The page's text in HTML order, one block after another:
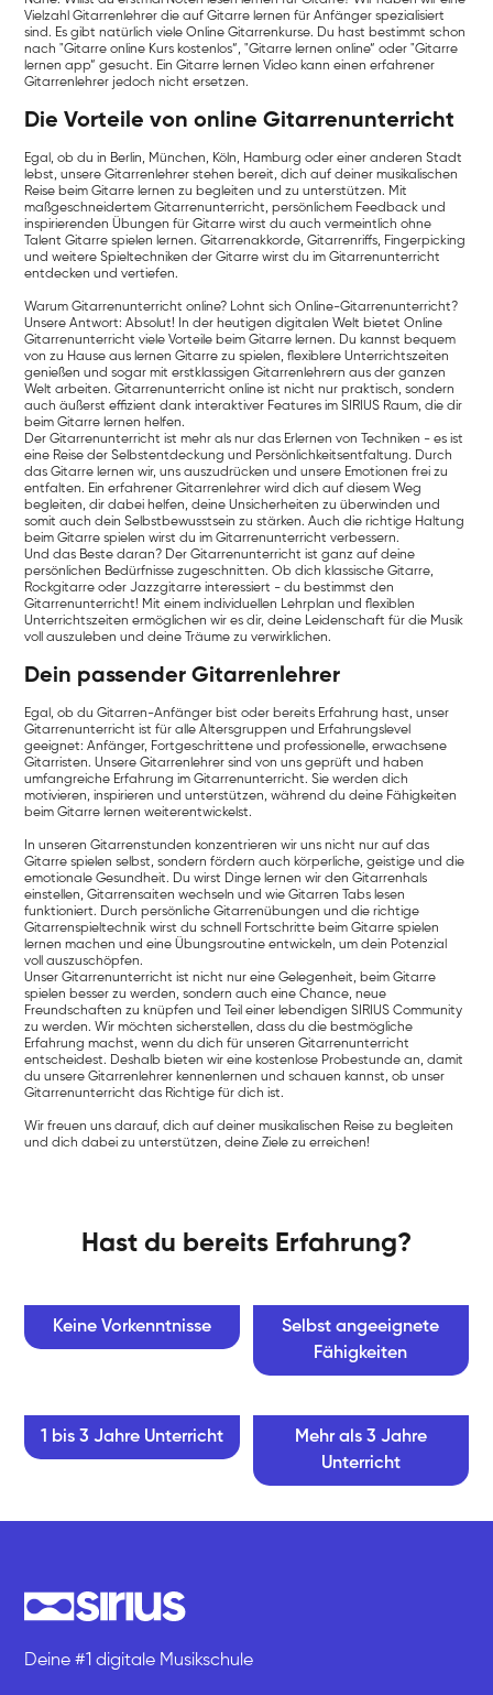
Vielzahl Gitarrenlehrer die auf Gitarre lernen für Anfänger spezialisiert
sind. Es gibt natürlich viele Online Gitarrenkurse. Du hast bestimmt schon
nach "Gitarre online Kurs kostenlos“, "Gitarre lernen online“ oder "Gitarre
lernen app“ gesucht. Ein Gitarre lernen Video kann einen erfahrener
Gitarrenlehrer jedoch nicht ersetzen.
Die Vorteile von online Gitarrenunterricht
Egal, ob du in Berlin, München, Köln, Hamburg oder einer anderen Stadt
lebst, unsere Gitarrenlehrer stehen bereit, dich auf deiner musikalischen
Reise beim Gitarre lernen zu begleiten und zu unterstützen. Mit
maßgeschneidertem Gitarrenunterricht, persönlichem Feedback und
inspirierenden Übungen für Gitarre wirst du auch vermeintlich ohne
Talent Gitarre spielen lernen. Gitarrenakkorde, Gitarrenriffs, Fingerpicking
und weitere Spieltechniken der Gitarre wirst du im Gitarrenunterricht
entdecken und vertiefen.
Warum Gitarrenunterricht online? Lohnt sich Online-Gitarrenunterricht?
Unsere Antwort: Absolut! In der heutigen digitalen Welt bietet Online
Gitarrenunterricht viele Vorteile beim Gitarre lernen. Du kannst bequem
von zu Hause aus lernen Gitarre zu spielen, flexiblere Unterrichtszeiten
genießen und sogar mit erstklassigen Gitarrenlehrern aus der ganzen
Welt arbeiten. Gitarrenunterricht online ist nicht nur praktisch, sondern
auch äußerst effizient dank interaktiver Features im SIRIUS Raum, die dir
beim Gitarre lernen helfen.
Der Gitarrenunterricht ist mehr als nur das Erlernen von Techniken - es ist
eine Reise der Selbstentdeckung und Persönlichkeitsentfaltung. Durch
das Gitarre lernen wir, uns auszudrücken und unsere Emotionen frei zu
entfalten. Ein erfahrener Gitarrenlehrer wird dich auf diesem Weg
begleiten, dir dabei helfen, deine Unsicherheiten zu überwinden und
somit auch dein Selbstbewusstsein zu stärken. Auch die richtige Haltung
beim Gitarre spielen wirst du im Gitarrenunterricht verbessern.
Und das Beste daran? Der Gitarrenunterricht ist ganz auf deine
persönlichen Bedürfnisse zugeschnitten. Ob dich klassische Gitarre,
Rockgitarre oder Jazzgitarre interessiert - du bestimmst den
Gitarrenunterricht! Mit einem individuellen Lehrplan und flexiblen
Unterrichtszeiten ermöglichen wir es dir, deine Leidenschaft für die Musik
voll auszuleben und deine Träume zu verwirklichen.
Dein passender Gitarrenlehrer
Egal, ob du Gitarren-Anfänger bist oder bereits Erfahrung hast, unser
Gitarrenunterricht ist für alle Altersgruppen und Erfahrungslevel
geeignet: Anfänger, Fortgeschrittene und professionelle, erwachsene
Gitarristen. Unsere Gitarrenlehrer sind von uns geprüft und haben
umfangreiche Erfahrung im Gitarrenunterricht. Sie werden dich
motivieren, inspirieren und unterstützen, während du deine Fähigkeiten
beim Gitarre lernen weiterentwickelst.
In unseren Gitarrenstunden konzentrieren wir uns nicht nur auf das
Gitarre spielen selbst, sondern fördern auch körperliche, geistige und die
emotionale Gesundheit. Du wirst Dinge lernen wir den Gitarrenhals
einstellen, Gitarrensaiten wechseln und wie Gitarren Tabs lesen
funktioniert. Durch persönliche Gitarrenübungen und die richtige
Gitarrenspieltechnik wirst du schnell Fortschritte beim Gitarre spielen
lernen machen und eine Übungsroutine entwickeln, um dein Potenzial
voll auszuschöpfen.‍
Unser Gitarrenunterricht ist nicht nur eine Gelegenheit, beim Gitarre
spielen besser zu werden, sondern auch eine Chance, neue
Freundschaften zu knüpfen und Teil einer lebendigen SIRIUS Community
zu werden. Wir möchten sicherstellen, dass du die bestmögliche
Erfahrung machst, wenn du dich für unseren Gitarrenunterricht
entscheidest. Deshalb bieten wir eine kostenlose Probestunde an, damit
du unsere Gitarrenlehrer kennenlernen und schauen kannst, ob unser
Gitarrenunterricht das Richtige für dich ist.
Wir freuen uns darauf, dich auf deiner musikalischen Reise zu begleiten
und dich dabei zu unterstützen, deine Ziele zu erreichen!
Hast du bereits Erfahrung?
Keine Vorkenntnisse
Selbst angeeignete
Fähigkeiten
1 bis 3 Jahre Unterricht
Mehr als 3 Jahre
Unterricht
Deine #1 digitale Musikschule